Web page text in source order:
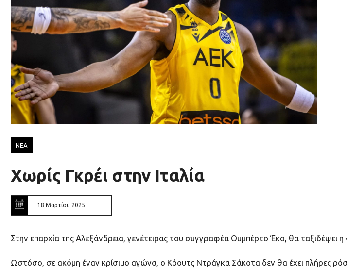
ΝΕΑ
Χωρίς Γκρέι στην Ιταλία
18 Μαρτίου 2025
Στην επαρχία της Αλεξάνδρεια, γενέτειρας του συγγραφέα Ουμπέρτο Έκο, θα ταξιδέψει
Ωστόσο, σε ακόμη έναν κρίσιμο αγώνα, ο Κόουτς Ντράγκα Σάκοτα δεν θα έχει πλήρες